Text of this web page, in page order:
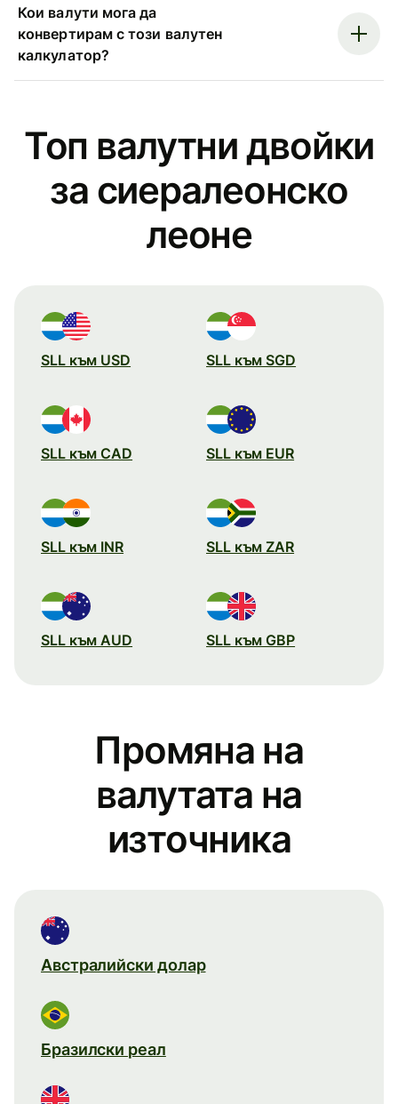
Кои валути мога да
конвертирам с този валутен
калкулатор?
Топ валутни двойки
за сиералеонско
леоне
SLL към USD SLL към SGD
SLL към CAD SLL към EUR
SLL към INR SLL към ZAR
SLL към AUD SLL към GBP
Промяна на
валутата на
източника
Австралийски долар
Бразилски реал